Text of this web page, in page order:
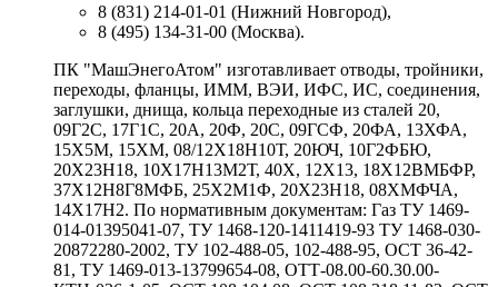
8 (831) 214-01-01 (Нижний Новгород),
8 (495) 134-31-00 (Москва).
ПК "МашЭнегоАтом" изготавливает отводы, тройники,
переходы, фланцы, ИММ, ВЭИ, ИФС, ИС, соединения,
заглушки, днища, кольца переходные из сталей 20,
09Г2С, 17Г1С, 20А, 20Ф, 20С, 09ГСФ, 20ФА, 13ХФА,
15Х5М, 15ХМ, 08/12Х18Н10Т, 20ЮЧ, 10Г2ФБЮ,
20Х23Н18, 10Х17Н13М2Т, 40Х, 12Х13, 18Х12ВМБФР,
37Х12Н8Г8МФБ, 25Х2М1Ф, 20Х23Н18, 08ХМФЧА,
14Х17Н2. По нормативным документам: Газ ТУ 1469-
014-01395041-07, ТУ 1468-120-1411419-93 ТУ 1468-030-
20872280-2002, ТУ 102-488-05, 102-488-95, ОСТ 36-42-
81, ТУ 1469-013-13799654-08, ОТТ-08.00-60.30.00-